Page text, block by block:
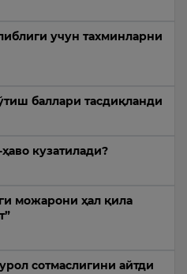
учун тахминларни
баллари тасдиқланди
кузатилади?
можарони ҳал қила
сотмаслигини айтди